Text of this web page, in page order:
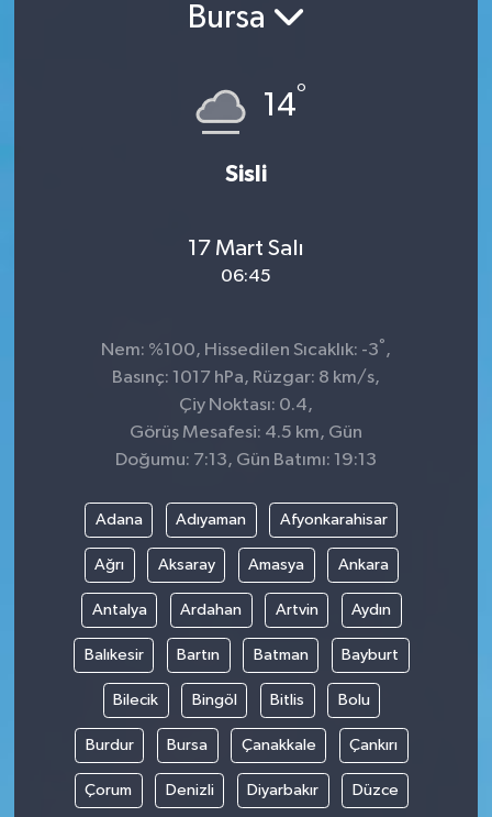
Bursa
14°
Sisli
17 Mart Salı
06:45
Nem: %100, Hissedilen Sıcaklık: -3°,
Basınç: 1017 hPa, Rüzgar: 8 km/s,
Çiy Noktası: 0.4,
Görüş Mesafesi: 4.5 km, Gün
Doğumu: 7:13, Gün Batımı: 19:13
Adana Adıyaman Afyonkarahisar
Ağrı Aksaray Amasya Ankara
Antalya Ardahan Artvin Aydın
Balıkesir Bartın Batman Bayburt
Bilecik Bingöl Bitlis Bolu
Burdur Bursa Çanakkale Çankırı
Çorum Denizli Diyarbakır Düzce